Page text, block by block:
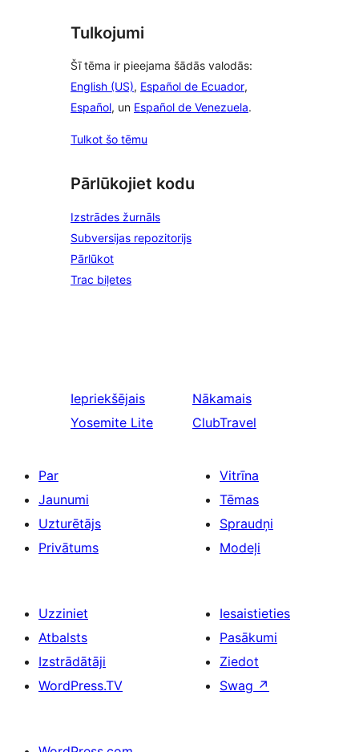
Tulkojumi
Šī tēma ir pieejama šādās valodās:
English (US), Español de Ecuador,
Español, un Español de Venezuela.
Tulkot šo tēmu
Pārlūkojiet kodu
Izstrādes žurnāls
Subversijas repozitorijs
Pārlūkot
Trac biļetes
Iepriekšējais
Yosemite Lite
Nākamais
ClubTravel
Par
Jaunumi
Uzturētājs
Privātums
Vitrīna
Tēmas
Spraudņi
Modeļi
Uzziniet
Atbalsts
Izstrādātāji
WordPress.TV
Iesaistieties
Pasākumi
Ziedot
Swag ↗